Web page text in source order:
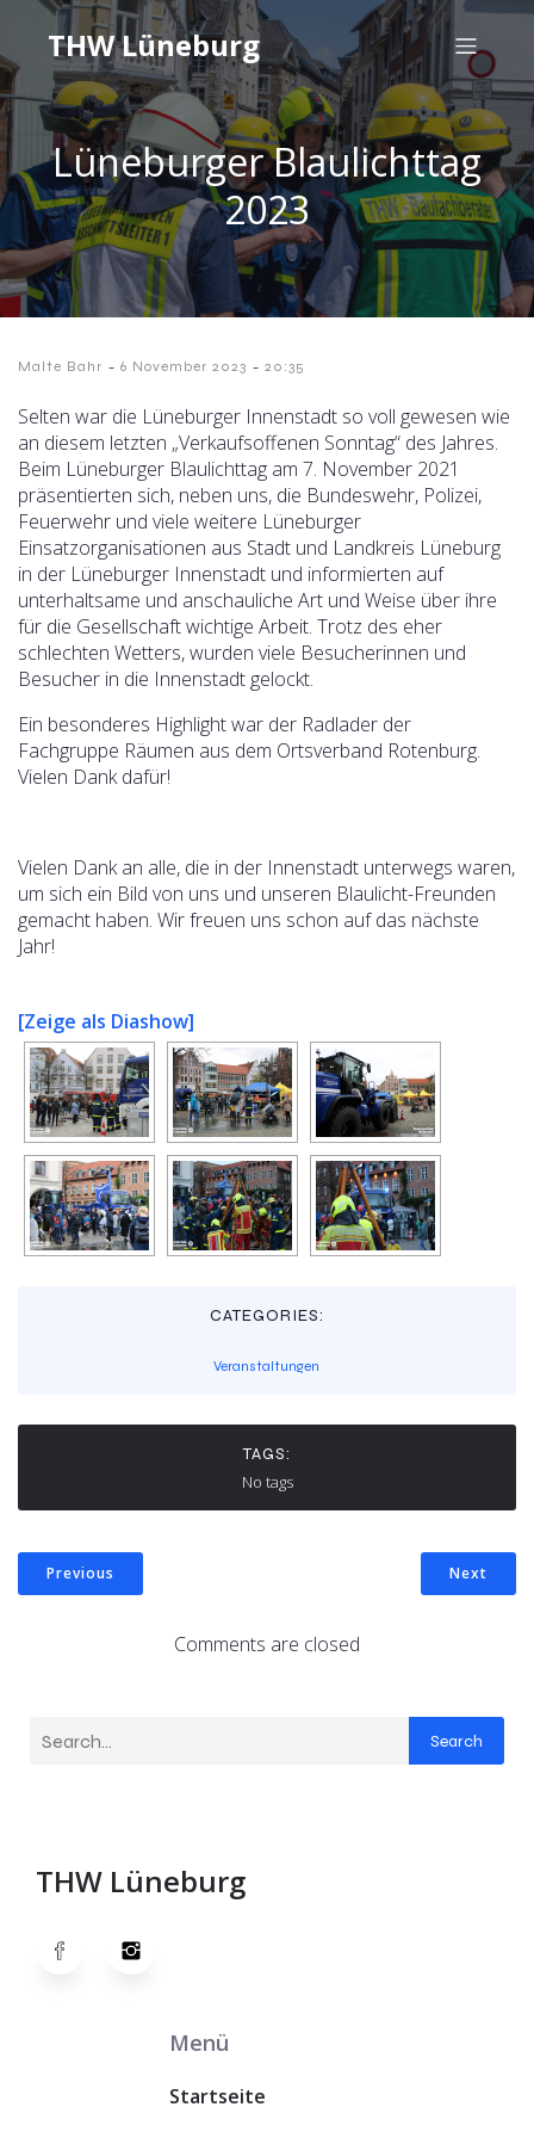
THW Lüneburg
Lüneburger Blaulichttag
2023
Malte Bahr - 6 November 2023 - 20:35
Selten war die Lüneburger Innenstadt so voll gewesen wie
an diesem letzten „Verkaufsoffenen Sonntag“ des Jahres.
Beim Lüneburger Blaulichttag am 7. November 2021
präsentierten sich, neben uns, die Bundeswehr, Polizei,
Feuerwehr und viele weitere Lüneburger
Einsatzorganisationen aus Stadt und Landkreis Lüneburg
in der Lüneburger Innenstadt und informierten auf
unterhaltsame und anschauliche Art und Weise über ihre
für die Gesellschaft wichtige Arbeit. Trotz des eher
schlechten Wetters, wurden viele Besucherinnen und
Besucher in die Innenstadt gelockt.
Ein besonderes Highlight war der Radlader der
Fachgruppe Räumen aus dem Ortsverband Rotenburg.
Vielen Dank dafür!
Vielen Dank an alle, die in der Innenstadt unterwegs waren,
um sich ein Bild von uns und unseren Blaulicht-Freunden
gemacht haben. Wir freuen uns schon auf das nächste
Jahr!
[Zeige als Diashow]
CATEGORIES:
Veranstaltungen
TAGS:
No tags
Previous Next
Comments are closed
Search
THW Lüneburg
Menü
Startseite